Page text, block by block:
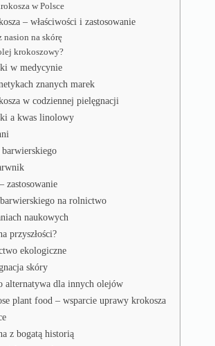
w Polsce
– właściwości i zastosowanie
nasion na skórę
krokoszowy?
w medycynie
znanych marek
w codziennej pielęgnacji
a kwas linolowy
zastosowanie
na rolnictwo
naukowych
przyszłości?
ekologiczne
skóry
alternatywa dla innych olejów
plant food – wsparcie uprawy krokosza
z bogatą historią